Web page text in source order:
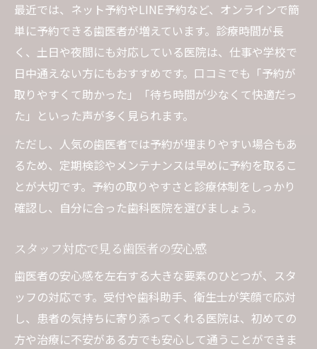
最近では、ネット予約やLINE予約など、オンラインで簡
単に予約できる歯医者が増えています。診療時間が長
く、土日や夜間にも対応している医院は、仕事や学校で
日中通えない方にもおすすめです。口コミでも「予約が
取りやすくて助かった」「待ち時間が少なくて快適だっ
た」といった声が多く見られます。
ただし、人気の歯医者では予約が埋まりやすい場合もあ
るため、定期検診やメンテナンスは早めに予約を取るこ
とが大切です。予約の取りやすさと診療体制をしっかり
確認し、自分に合った歯科医院を選びましょう。
スタッフ対応で見る歯医者の安心感
歯医者の安心感を左右する大きな要素のひとつが、スタ
ッフの対応です。受付や歯科助手、衛生士が笑顔で応対
し、患者の気持ちに寄り添ってくれる医院は、初めての
方や治療に不安がある方でも安心して通うことができま